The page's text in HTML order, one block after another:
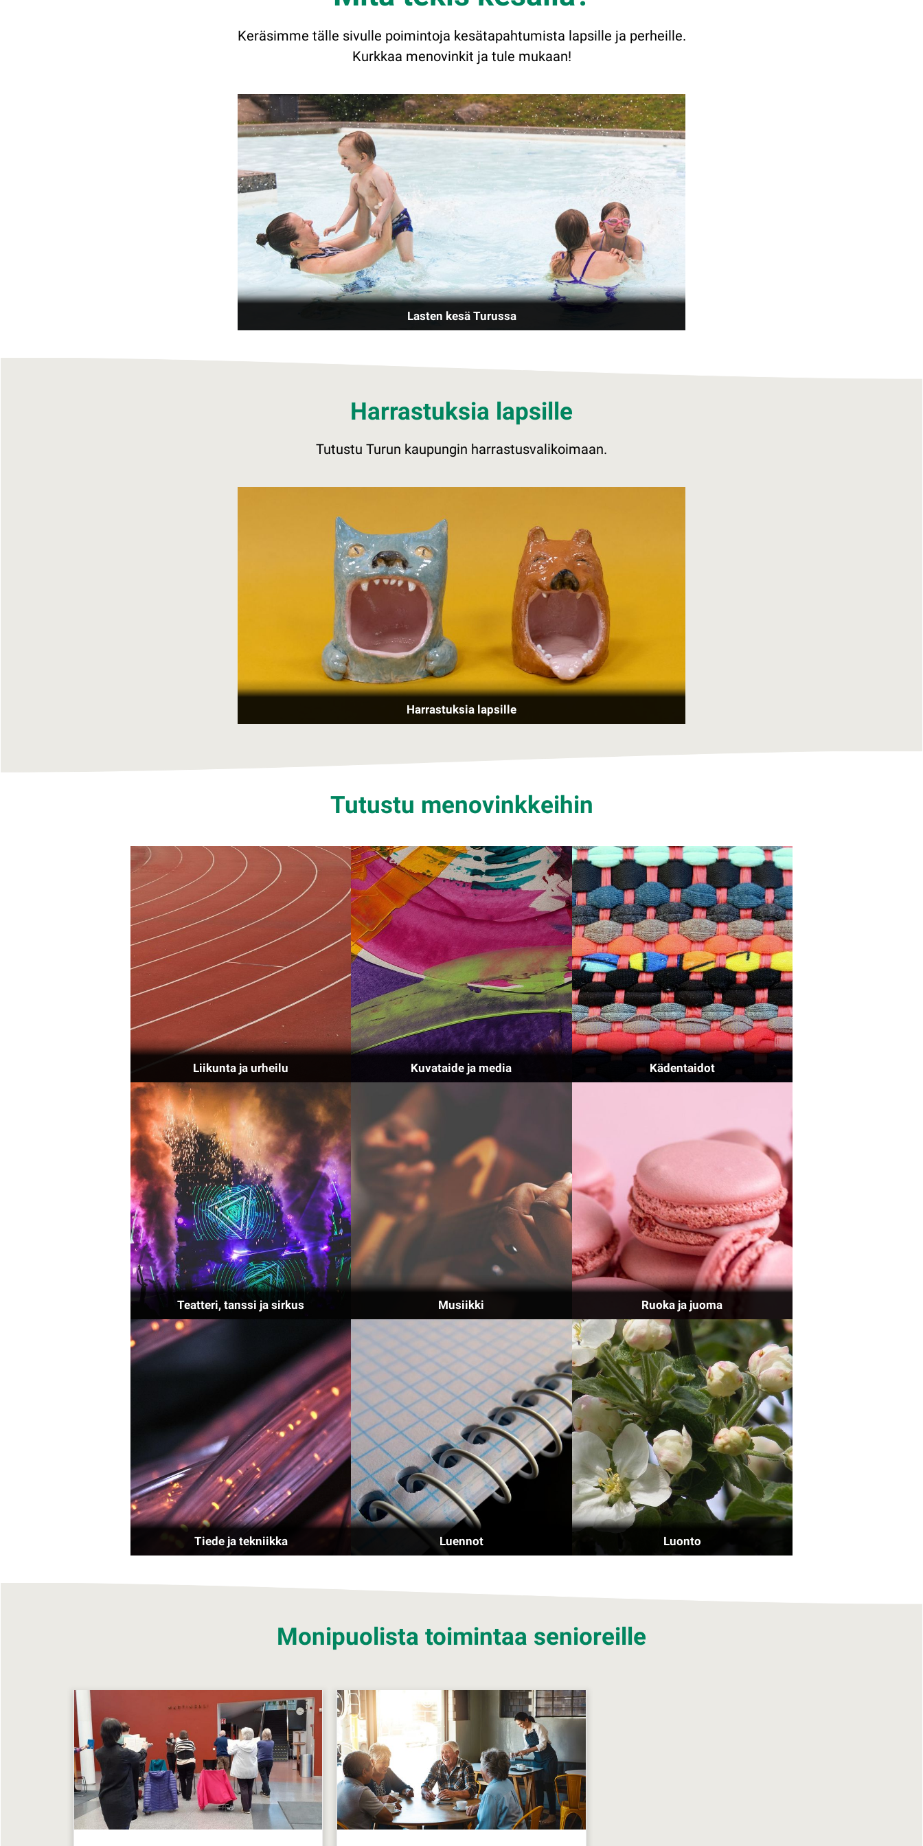
Keräsimme tälle sivulle poimintoja kesätapahtumista lapsille ja perheille.
Kurkkaa menovinkit ja tule mukaan!
Lasten kesä Turussa
Harrastuksia lapsille
Tutustu Turun kaupungin harrastusvalikoimaan.
Harrastuksia lapsille
Tutustu menovinkkeihin
Liikunta ja urheilu Kuvataide ja media Kädentaidot
Teatteri, tanssi ja sirkus Musiikki Ruoka ja juoma
Tiede ja tekniikka Luennot Luonto
Monipuolista toimintaa senioreille